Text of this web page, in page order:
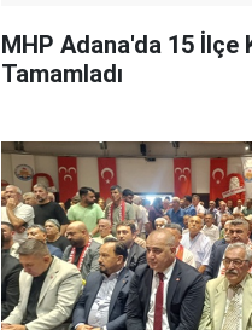
MHP Adana'da 15 İlçe
Tamamladı